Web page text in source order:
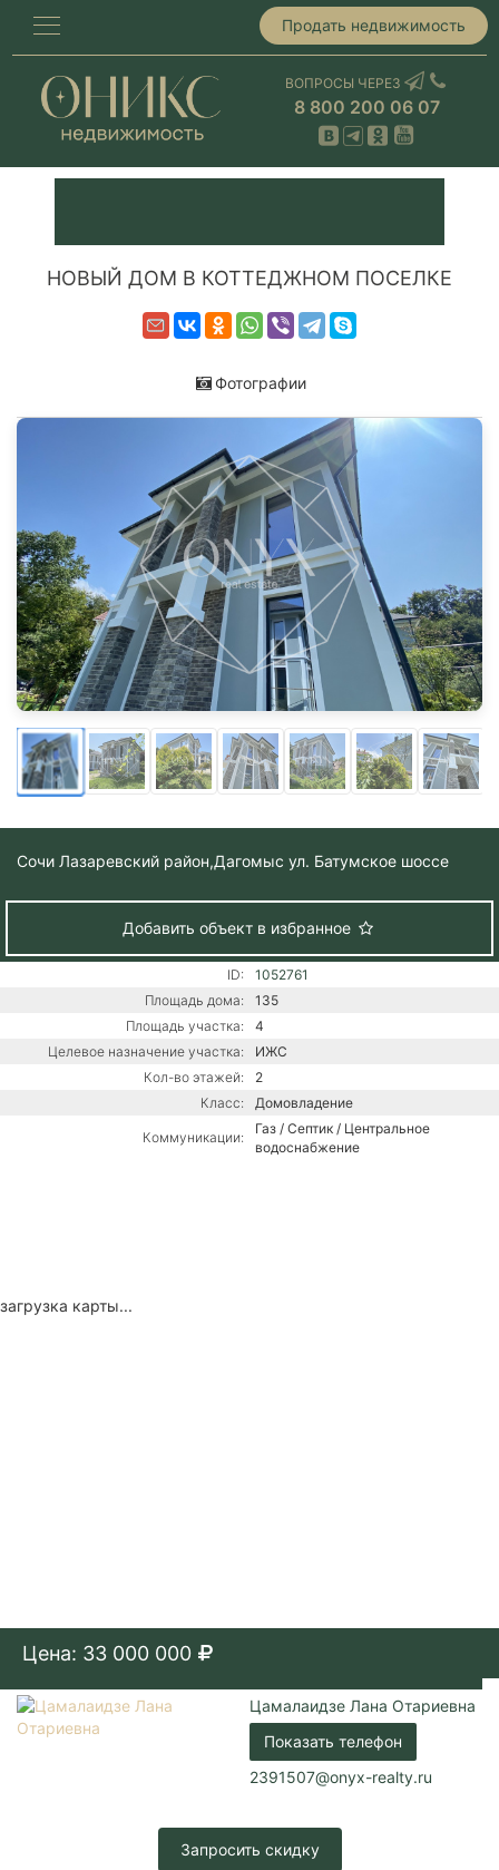
Продать недвижимость
ВОПРОСЫ ЧЕРЕЗ
8 800 200 06 07
НОВЫЙ ДОМ В КОТТЕДЖНОМ ПОСЕЛКЕ
Фотографии
Сочи Лазаревский район,Дагомыс ул. Батумское шоссе
Добавить объект в избранное
ID:
1052761
Площадь дома:
135
Площадь участка:
4
Целевое назначение участка:
ИЖС
Кол-во этажей:
2
Класс:
Домовладение
Коммуникации:
Газ / Септик / Центральное
водоснабжение
загрузка карты...
Цена: 33 000 000
Цамалаидзе Лана Отариевна
Показать телефон
2391507@onyx-realty.ru
Запросить скидку